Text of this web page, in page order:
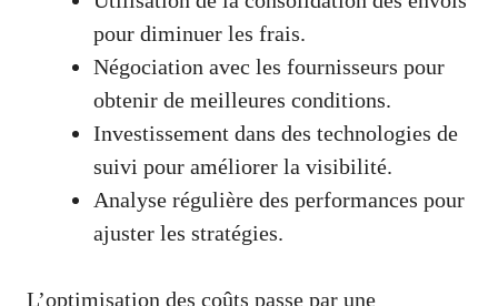
pour diminuer les frais.
Négociation avec les fournisseurs pour
obtenir de meilleures conditions.
Investissement dans des technologies de
suivi pour améliorer la visibilité.
Analyse régulière des performances pour
ajuster les stratégies.
L’optimisation des coûts passe par une